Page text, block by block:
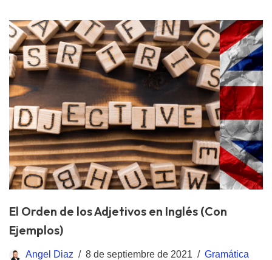
El Orden de los Adjetivos en Inglés (Con
Ejemplos)
Angel Diaz 8 de septiembre de 2021 Gramática